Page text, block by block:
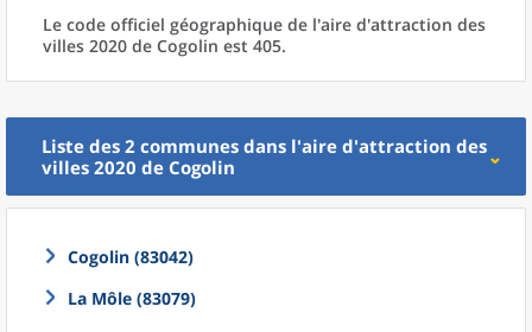
Le code officiel géographique de l'aire d'attraction des
villes 2020 de Cogolin est 405.
Liste des 2 communes dans l'aire d'attraction des
villes 2020 de Cogolin
Cogolin (83042)
La Môle (83079)